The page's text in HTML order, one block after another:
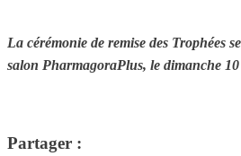
La cérémonie de remise des Trophées
salon PharmagoraPlus, le dimanche
Partager :